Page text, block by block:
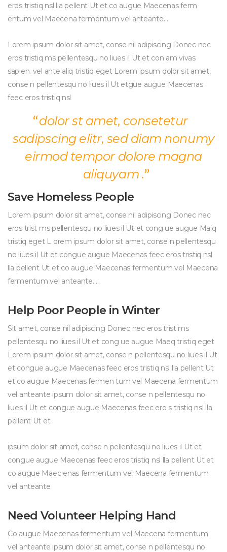
eros tristiq nsl lla pellent Ut et co augue Maecenas ferm
entum vel Maecena fermentum vel anteante….
Lorem ipsum dolor sit amet, conse nil adipiscing Donec nec
eros tristiq ms pellentesqu no liues il Ut et con am vivas
apien. vel ante aliq tristiq eget Lorem ipsum dolor sit amet,
conse n pellentesqu no liues il Ut etgue augue Maecenas
feec eros tristiq nsl
dolor st amet, consetetur
adipscing elitr, sed diam nonumy
eirmod tempor dolore magna
aliquyam .
Save Homeless People
Lorem ipsum dolor sit amet, conse nil adipiscing Donec nec
eros trist ms pellentesqu no liues il Ut et cong ue augue Maiq
tristiq eget L orem ipsum dolor sit amet, conse n pellentesqu
no liues il Ut et congue augue Maecenas feec eros tristiq nsl
lla pellent Ut et co augue Maecenas fermentum vel Maecena
fermentum vel anteante….
Help Poor People in Winter
Sit amet, conse nil adipiscing Donec nec eros trist ms
pellentesqu no liues il Ut et cong ue augue Maeq tristiq eget
Lorem ipsum dolor sit amet, conse n pellentesqu no liues il Ut
et congue augue Maecenas feec eros tristiq nsl lla pellent Ut
et co augue Maecenas fermen tum vel Maecena fermentum
vel anteante ipsum dolor sit amet, conse n pellentesqu no
liues il Ut et congue augue Maecenas feec ero s tristiq nsl lla
pellent Ut et
ipsum dolor sit amet, conse n pellentesqu no liues il Ut et
congue augue Maecenas feec eros tristiq nsl lla pellent Ut et
co augue Maec enas fermentum vel Maecena fermentum
vel anteante
Need Volunteer Helping Hand
Co augue Maecenas fermentum vel Maecena fermentum
vel anteante ipsum dolor sit amet, conse n pellentesqu no